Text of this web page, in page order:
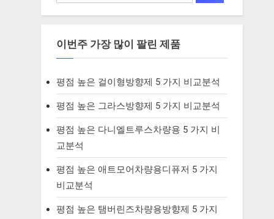
이번주 가장 많이 팔린 제품
평점 높은 걸이형방향제 5 가지 비교분석
평점 높은 그라스방향제 5 가지 비교분석
평점 높은 다니엘트루스차량용 5 가지 비
교분석
평점 높은 애트모어차량용디퓨저 5 가지
비교분석
평점 높은 탬버린즈차량용방향제 5 가지